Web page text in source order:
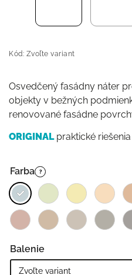
Kód: Zvoľte variant
Osvedčený fasádny náter
objekty v bežných
renovované fasádne
ORIGINALpraktické
Farba ?
Balenie